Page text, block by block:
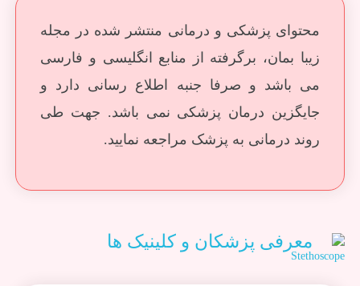
محتوای پزشکی و درمانی منتشر شده در مجله
زیبا بمان، برگرفته از منابع انگلیسی و فارسی
می باشد و صرفا جنبه اطلاع رسانی دارد و
جایگزین درمان پزشکی نمی باشد. جهت طی
روند درمانی به پزشک مراجعه نمایید.
معرفی پزشکان و کلینیک ها